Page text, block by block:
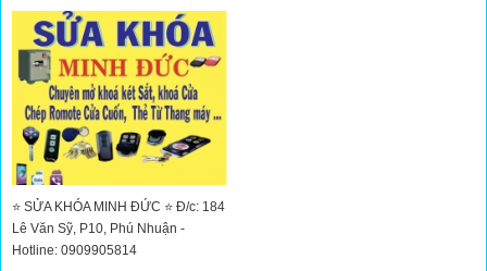
⭐ SỬA KHÓA MINH ĐỨC ⭐ Đ/c: 184
Lê Văn Sỹ, P10, Phú Nhuận -
Hotline: 0909905814